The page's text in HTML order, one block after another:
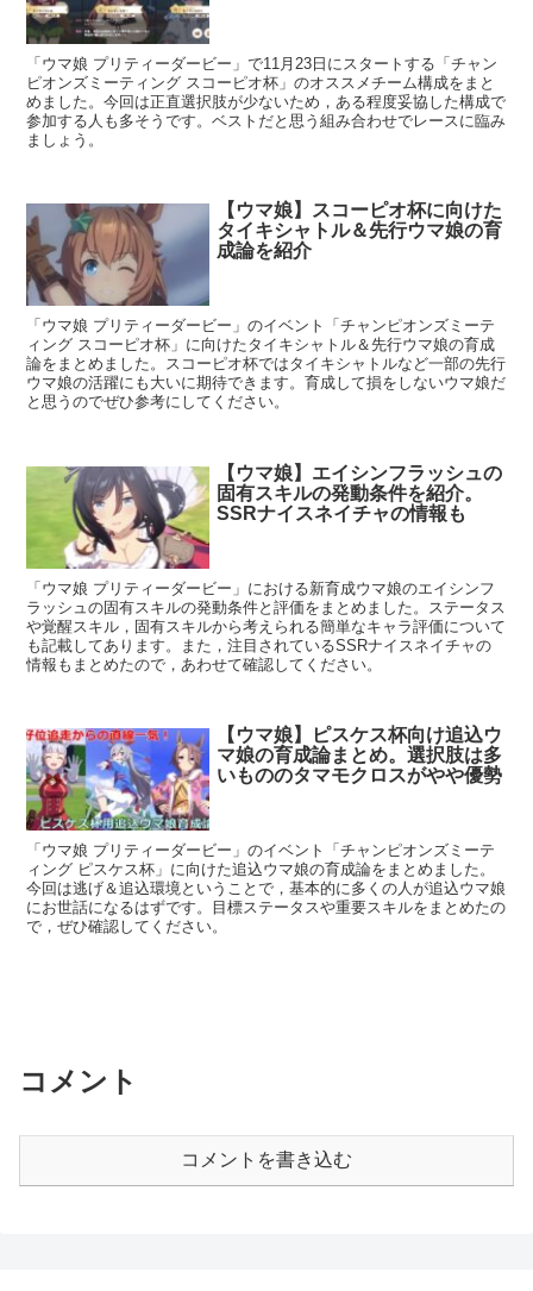
「ウマ娘 プリティーダービー」で11月23日にスタートする「チャン
ピオンズミーティング スコーピオ杯」のオススメチーム構成をまと
めました。今回は正直選択肢が少ないため，ある程度妥協した構成で
参加する人も多そうです。ベストだと思う組み合わせでレースに臨み
ましょう。
【ウマ娘】スコーピオ杯に向けた
タイキシャトル＆先行ウマ娘の育
成論を紹介
「ウマ娘 プリティーダービー」のイベント「チャンピオンズミーテ
ィング スコーピオ杯」に向けたタイキシャトル＆先行ウマ娘の育成
論をまとめました。スコーピオ杯ではタイキシャトルなど一部の先行
ウマ娘の活躍にも大いに期待できます。育成して損をしないウマ娘だ
と思うのでぜひ参考にしてください。
【ウマ娘】エイシンフラッシュの
固有スキルの発動条件を紹介。
SSRナイスネイチャの情報も
「ウマ娘 プリティーダービー」における新育成ウマ娘のエイシンフ
ラッシュの固有スキルの発動条件と評価をまとめました。ステータス
や覚醒スキル，固有スキルから考えられる簡単なキャラ評価について
も記載してあります。また，注目されているSSRナイスネイチャの
情報もまとめたので，あわせて確認してください。
【ウマ娘】ピスケス杯向け追込ウ
マ娘の育成論まとめ。選択肢は多
いもののタマモクロスがやや優勢
「ウマ娘 プリティーダービー」のイベント「チャンピオンズミーテ
ィング ピスケス杯」に向けた追込ウマ娘の育成論をまとめました。
今回は逃げ＆追込環境ということで，基本的に多くの人が追込ウマ娘
にお世話になるはずです。目標ステータスや重要スキルをまとめたの
で，ぜひ確認してください。
コメント
コメントを書き込む